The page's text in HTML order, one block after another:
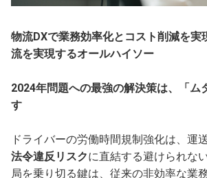
物流DXで業務効率化とコスト削減を実
流を実現するオールハイソー
2024年問題への最強の解決策は、「ム
す
ドライバーの労働時間規制強化は、運
法令違反リスクに直結する避けられな
局を乗り切る鍵は、従来の非効率な業